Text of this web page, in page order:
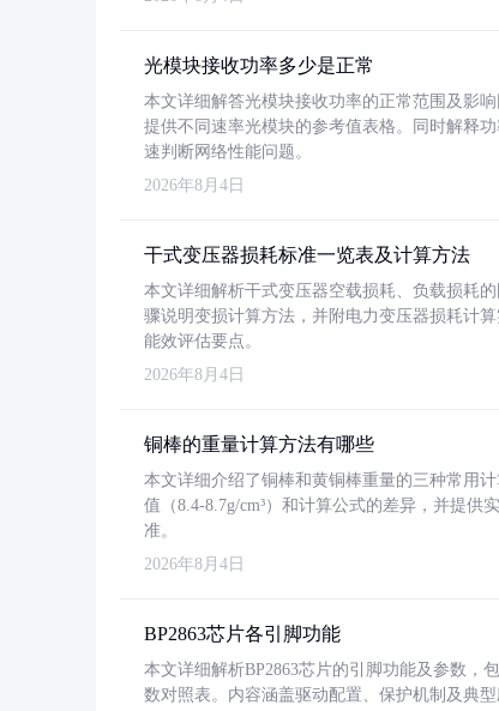
光模块接收功率多少是正常
本文详细解答光模块接收功率的正常范围及影
提供不同速率光模块的参考值表格。同时解释
速判断网络性能问题。
2026年8月4日
干式变压器损耗标准一览表及计算方法
本文详细解析干式变压器空载损耗、负载损耗
骤说明变损计算方法，并附电力变压器损耗计
能效评估要点。
2026年8月4日
铜棒的重量计算方法有哪些
本文详细介绍了铜棒和黄铜棒重量的三种常用
值（8.4-8.7g/cm³）和计算公式的差异，并提供
准。
2026年8月4日
BP2863芯片各引脚功能
本文详细解析BP2863芯片的引脚功能及参数，
数对照表。内容涵盖驱动配置、保护机制及典